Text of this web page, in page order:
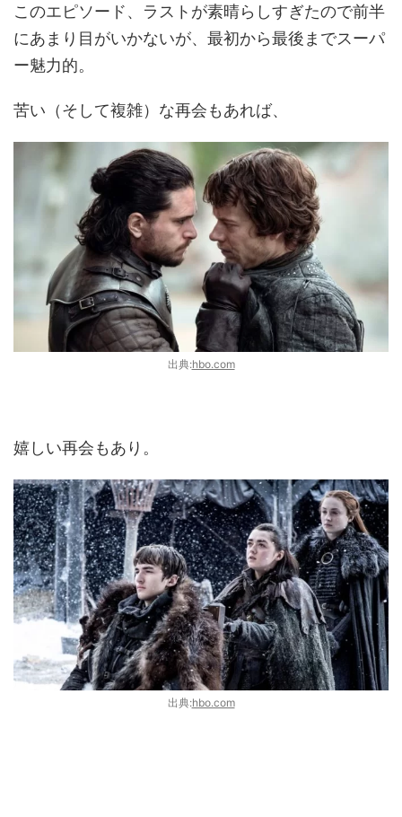
このエピソード、ラストが素晴らしすぎたので前半
にあまり目がいかないが、最初から最後までスーパ
ー魅力的。
苦い（そして複雑）な再会もあれば、
出典:hbo.com
嬉しい再会もあり。
出典:hbo.com